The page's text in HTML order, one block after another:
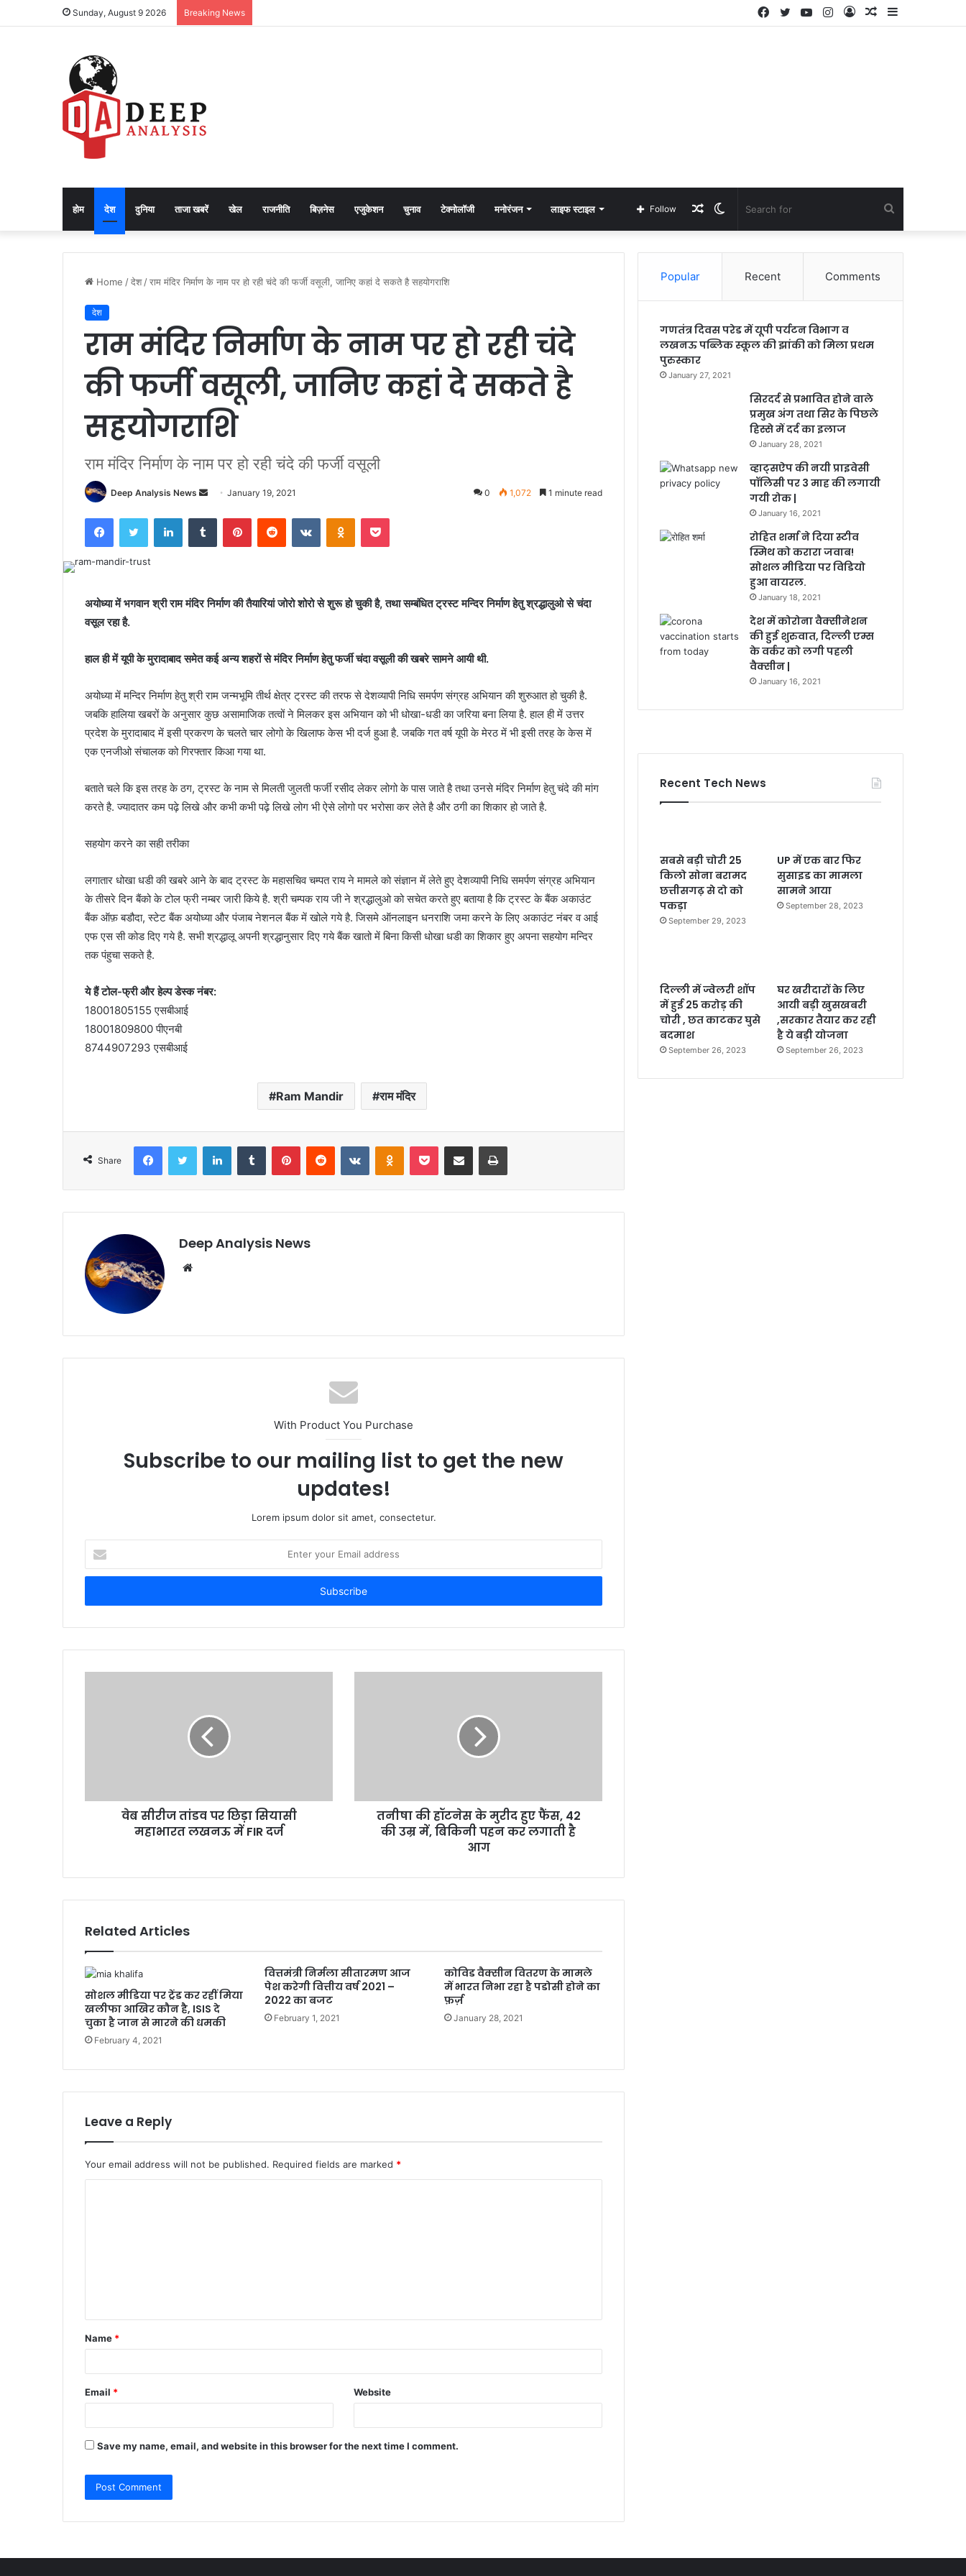
Sunday, August 9 2026 Breaking News Sidebar
Random
Log
Instagram
YouTube
Twitter
Facebook
होम देश दुनिया ताजा खबरें खेल राजनीति बिज़नेस एजुकेशन चुनाव टेक्नोलॉजी मनोरंजन लाइफ स्टाइल
for
Switch
skin
Random
Article
Follow
Home /देश /राम मंदिर निर्माण के नाम पर हो रही चंदे की फर्जी वसूली, जानिए कहां दे सकते है सहयोगराशि
देश
राम मंदिर निर्माण के नाम पर हो रही चंदे
की फर्जी वसूली, जानिए कहां दे सकते है
सहयोगराशि
राम मंदिर निर्माण के नाम पर हो रही चंदे की फर्जी वसूली
Deep Analysis News
SendJanuary 19, 2021 0 1,072 1 minute read
FacebookTwitter LinkedInTumblr PinterestReddit VKontakteOdnoklassniki
Pocket
अयोध्या में भगवान श्री राम मंदिर निर्माण की तैयारियां जोरो शोरो से शुरू हो चुकी है, तथा सम्बंधित ट्रस्ट मन्दिर निर्माण हेतु श्रद्धालुओ से चंदा
वसूल रहा है.
हाल ही में यूपी के मुरादाबाद समेत कई अन्य शहरों से मंदिर निर्माण हेतु फर्जी चंदा वसूली की खबरे सामने आयी थी.
अयोध्या में मन्दिर निर्माण हेतु श्री राम जन्मभूमि तीर्थ क्षेत्र ट्रस्ट की तरफ से देशव्यापी निधि समर्पण संग्रह अभियान की शुरुआत हो चुकी है.
जबकि हालिया खबरों के अनुसार कुछ असामाजिक तत्वों ने मिलकर इस अभियान को भी धोखा-धडी का जरिया बना लिया है. हाल ही में उत्तर
प्रदेश के मुरादाबाद में इसी प्रकरण के चलते चार लोगो के खिलाफ केस भी दर्ज हुआ है. जबकि गत वर्ष यूपी के मेरठ में भी इसी तरह के केस में
एक एनजीओ संचालक को गिरफ्तार किआ गया था.
बताते चले कि इस तरह के ठग, ट्रस्ट के नाम से मिलती जुलती फर्जी रसीद लेकर लोगो के पास जाते है तथा उनसे मंदिर निर्माण हेतु चंदे की मांग
करते है. ज्यादातर कम पढ़े लिखे और कभी कभी पढ़े लिखे लोग भी ऐसे लोगो पर भरोसा कर लेते है और ठगी का शिकार हो जाते है.
सहयोग करने का सही तरीका
लगातार धोखा धडी की खबरे आने के बाद ट्रस्ट के महासचिव चम्पत राय ने मामले को संज्ञान में लेते हुए देशव्यापी निधि समर्पण संग्रह अभियान
के तीसरे दिन बैंको के टोल फ्री नम्बर जारी किये है. श्री चम्पक राय जी ने श्रद्धालुओ को सचेत करते हुए बताया है कि ट्रस्ट के बैंक अकाउंट
बैंक ऑफ़ बडौदा, स्टेट बैंक अयोध्या और पंजाब नेशनल बैंक में खोले गये है. जिसमे ऑनलाइन धनराशि जमा करने के लिए अकाउंट नंबर व आई
एफ एस सी कोड दिए गये है. सभी श्रद्धालू अपनी श्रद्धानुसार दिए गये बैंक खातो में बिना किसी धोखा धडी का शिकार हुए अपना सहयोग मन्दिर
तक पंहुचा सकते है.
ये हैं टोल-फ्री और हेल्प डेस्क नंबर:
18001805155 एसबीआई
18001809800 पीएनबी
8744907293 एसबीआई
Ram Mandir राम मंदिर
Share
FacebookTwitter LinkedInTumblr PinterestReddit VKontakteOdnoklassniki
Pocket Share via Email Print
Deep Analysis News
With Product You Purchase
Subscribe to our mailing list to get the new
updates!
Lorem ipsum dolor sit amet, consectetur.
your
Email
वेब सीरीज तांडव पर छिड़ा सियासी
महाभारत लखनऊ में FIR दर्ज
तनीषा की हॉटनेस के मुरीद हुए फैंस, 42
की उम्र में, बिकिनी पहन कर लगाती है
आग
Related Articles
सोशल मीडिया पर ट्रेंड कर रहीं मिया
खलीफा आखिर कौन है, ISIS दे
चुका है जान से मारने की धमकी
February 4, 2021
वित्तमंत्री निर्मला सीतारमण आज
पेश करेगी वित्तीय वर्ष 2021 –
2022 का बजट
February 1, 2021
कोविड वैक्सीन वितरण के मामले
में भारत निभा रहा है पडोसी होने का
फ़र्ज़
January 28, 2021
Leave a Reply
Your email address will not be published. Required fields are marked *
t
*
Name *
Email * Website
Save my name, email, and website in this browser for the next time I comment.
Popular Recent Comments
गणतंत्र दिवस परेड में यूपी पर्यटन विभाग व
लखनऊ पब्लिक स्कूल की झांकी को मिला प्रथम
पुरुस्कार
January 27, 2021
सिरदर्द से प्रभावित होने वाले
प्रमुख अंग तथा सिर के पिछले
हिस्से में दर्द का इलाज
January 28, 2021
व्हाट्सऐप की नयी प्राइवेसी
पॉलिसी पर 3 माह की लगायी
गयी रोक |
January 16, 2021
रोहित शर्मा ने दिया स्टीव
स्मिथ को करारा जवाब!
सोशल मीडिया पर विडियो
हुआ वायरल.
January 18, 2021
देश में कोरोना वैक्सीनेशन
की हुई शुरुवात, दिल्ली एम्स
के वर्कर को लगी पहली
वैक्सीन |
January 16, 2021
Recent Tech News
सबसे बड़ी चोरी 25
किलो सोना बरामद
छत्तीसगढ़ से दो को
पकड़ा
September 29, 2023
UP में एक बार फिर
सुसाइड का मामला
सामने आया
September 28, 2023
दिल्ली में ज्वेलरी शॉप
में हुई 25 करोड़ की
चोरी , छत काटकर घुसे
बदमाश
September 26, 2023
घर खरीदारों के लिए
आयी बड़ी खुसखबरी
,सरकार तैयार कर रही
है ये बड़ी योजना
September 26, 2023